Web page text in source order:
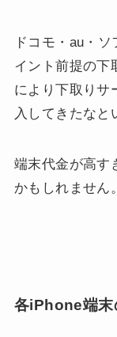
ドコモ・au・
イント前提の下
により下取りサ
入してきたなと
端末代金が高す
かもしれません。
各iPhone端末